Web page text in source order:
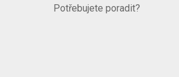
Potřebujete poradit?